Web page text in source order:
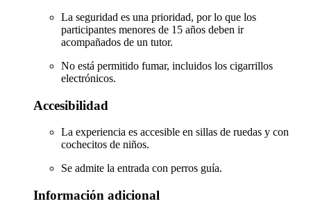
La seguridad es una prioridad, por lo que los
participantes menores de 15 años deben ir
acompañados de un tutor.
No está permitido fumar, incluidos los cigarrillos
electrónicos.
Accesibilidad
La experiencia es accesible en sillas de ruedas y con
cochecitos de niños.
Se admite la entrada con perros guía.
Información adicional